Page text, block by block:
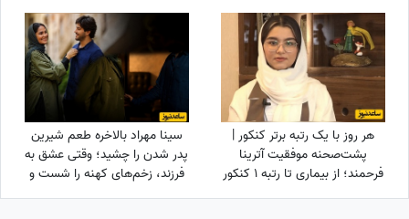
خانه به نام ایران❤«همه
خانواده‌ام خارج هستند ولی...»
هر روز با یک رتبه برتر کنکور |
پشت‌صحنه موفقیت آترینا
فرحمند؛ از بیماری تا رتبه 1 کنکور
سینا مهراد بالاخره طعم شیرین
پدر شدن را چشید؛ وقتی عشق به
فرزند، زخم‌های کهنه را شست و